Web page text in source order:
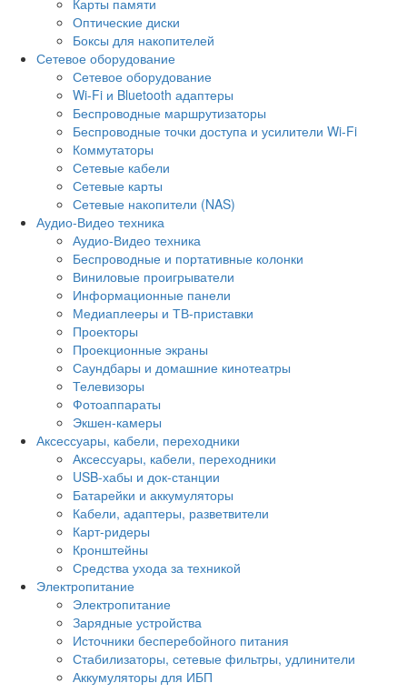
Оптические диски
Боксы для накопителей
Сетевое оборудование
Сетевое оборудование
Wi-Fi и Bluetooth адаптеры
Беспроводные маршрутизаторы
Беспроводные точки доступа и усилители Wi-Fi
Коммутаторы
Сетевые кабели
Сетевые карты
Сетевые накопители (NAS)
Аудио-Видео техника
Аудио-Видео техника
Беспроводные и портативные колонки
Виниловые проигрыватели
Информационные панели
Медиаплееры и ТВ-приставки
Проекторы
Проекционные экраны
Саундбары и домашние кинотеатры
Телевизоры
Фотоаппараты
Экшен-камеры
Аксессуары, кабели, переходники
Аксессуары, кабели, переходники
USB-хабы и док-станции
Батарейки и аккумуляторы
Кабели, адаптеры, разветвители
Карт-ридеры
Кронштейны
Средства ухода за техникой
Электропитание
Электропитание
Зарядные устройства
Источники бесперебойного питания
Стабилизаторы, сетевые фильтры, удлинители
Аккумуляторы для ИБП